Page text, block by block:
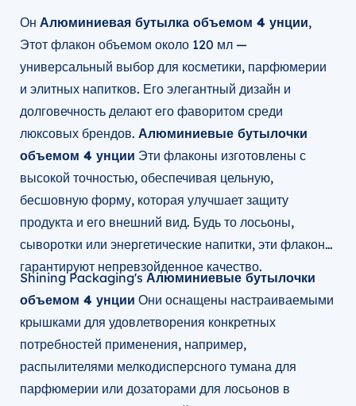
Он Алюминиевая бутылка объемом 4 унции,
Этот флакон объемом около 120 мл —
универсальный выбор для косметики, парфюмерии
и элитных напитков. Его элегантный дизайн и
долговечность делают его фаворитом среди
люксовых брендов. Алюминиевые бутылочки
объемом 4 унции Эти флаконы изготовлены с
высокой точностью, обеспечивая цельную,
бесшовную форму, которая улучшает защиту
продукта и его внешний вид. Будь то лосьоны,
сыворотки или энергетические напитки, эти флаконы
гарантируют непревзойденное качество.
Shining Packaging's Алюминиевые бутылочки
объемом 4 унции Они оснащены настраиваемыми
крышками для удовлетворения конкретных
потребностей применения, например,
распылителями мелкодисперсного тумана для
парфюмерии или дозаторами для лосьонов в